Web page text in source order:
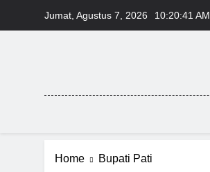
Jumat, Agustus 7, 2026 10:20:41 AM
Home Bupati Pati